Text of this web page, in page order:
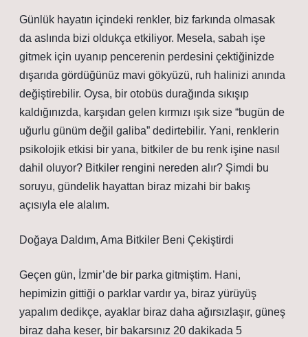
Günlük hayatın içindeki renkler, biz farkında olmasak
da aslında bizi oldukça etkiliyor. Mesela, sabah işe
gitmek için uyanıp pencerenin perdesini çektiğinizde
dışarıda gördüğünüz mavi gökyüzü, ruh halinizi anında
değiştirebilir. Oysa, bir otobüs durağında sıkışıp
kaldığınızda, karşıdan gelen kırmızı ışık size “bugün de
uğurlu günüm değil galiba” dedirtebilir. Yani, renklerin
psikolojik etkisi bir yana, bitkiler de bu renk işine nasıl
dahil oluyor? Bitkiler rengini nereden alır? Şimdi bu
soruyu, gündelik hayattan biraz mizahi bir bakış
açısıyla ele alalım.
Doğaya Daldım, Ama Bitkiler Beni Çekiştirdi
Geçen gün, İzmir’de bir parka gitmiştim. Hani,
hepimizin gittiği o parklar vardır ya, biraz yürüyüş
yapalım dedikçe, ayaklar biraz daha ağırsızlaşır, güneş
biraz daha keser, bir bakarsınız 20 dakikada 5